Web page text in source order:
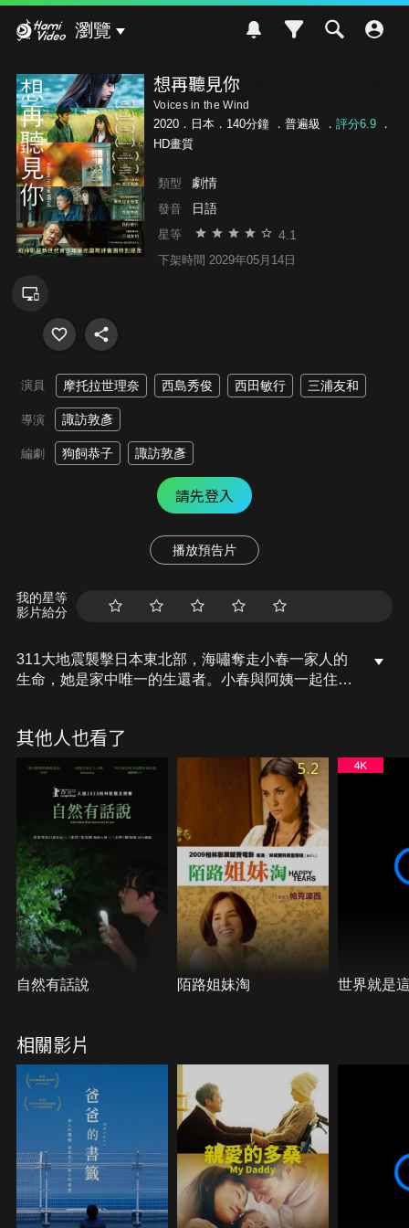
瀏覽
想再聽見你
Voices in the Wind
2020．日本．140分鐘 ． 普遍級 ． 評分6.9．
HD畫質
類型 劇情
發音 日語
星等 4.1
下架時間 2029年05月14日
演員 摩托拉世理奈 西島秀俊 西田敏行 三浦友和
導演 諏訪敦彥
編劇 狗飼恭子 諏訪敦彥
請先登入
播放預告片
我的星等
影片給分
311大地震襲擊日本東北部，海嘯奪走小春一家人的
生命，她是家中唯一的生還者。小春與阿姨一起住在
小春忽然覺得她可能會失去所有她愛的人，突然有股
衝動想回到自己的家鄉。這趟旅程小春能否找回失去
其他人也看了
自然有話說
5.2
陌路姐妹淘 世界就是
相關影片